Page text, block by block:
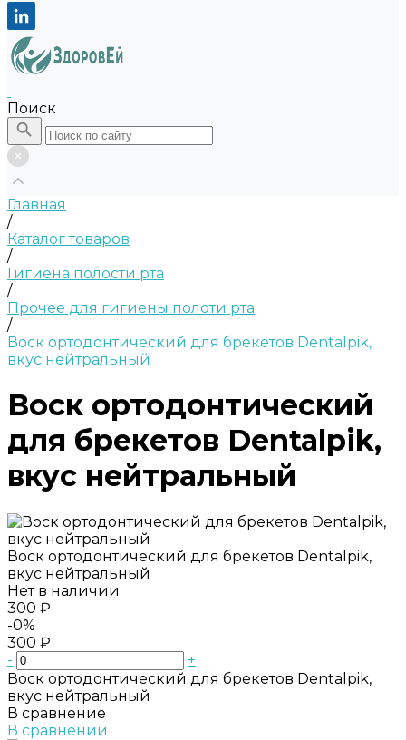
Поиск
Главная
/
Каталог товаров
/
Гигиена полости рта
/
Прочее для гигиены полоти рта
/
Воск ортодонтический для брекетов Dentalpik,
вкус нейтральный
Воск ортодонтический
для брекетов Dentalpik,
вкус нейтральный
Воск ортодонтический для брекетов Dentalpik,
вкус нейтральный
Нет в наличии
300 ₽
-0%
300 ₽
-
+
Воск ортодонтический для брекетов Dentalpik,
вкус нейтральный
В сравнение
В сравнении